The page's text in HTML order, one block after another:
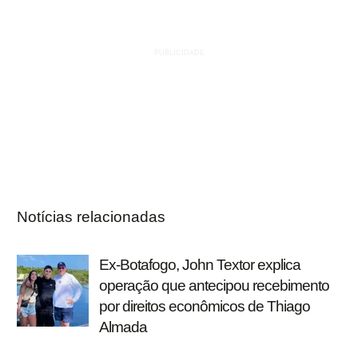
Notícias relacionadas
Ex-Botafogo, John Textor explica
operação que antecipou recebimento
por direitos econômicos de Thiago
Almada